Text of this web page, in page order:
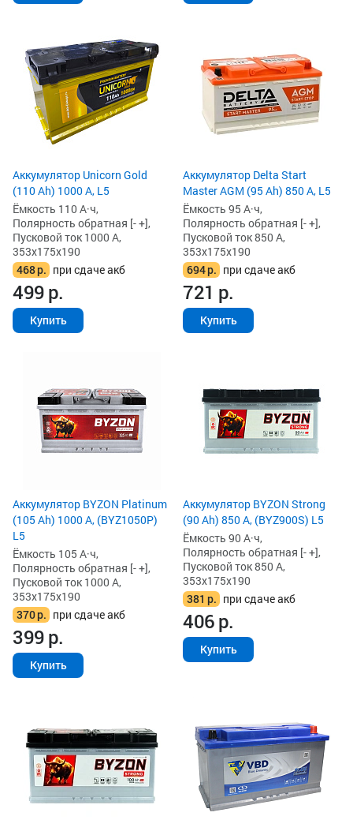
Аккумулятор Unicorn Gold
(110 Ah) 1000 А, L5
Ёмкость 110 А·ч,
Полярность обратная [- +],
Пусковой ток 1000 А,
353x175x190
468р. при сдаче акб
499р.
Купить
Аккумулятор Delta Start
Master AGM (95 Ah) 850 А, L5
Ёмкость 95 А·ч,
Полярность обратная [- +],
Пусковой ток 850 А,
353x175x190
694р. при сдаче акб
721 р.
Купить
Аккумулятор BYZON Platinum
(105 Ah) 1000 А, (BYZ1050P)
L5
Ёмкость 105 А·ч,
Полярность обратная [- +],
Пусковой ток 1000 А,
353x175x190
370р. при сдаче акб
399р.
Купить
Аккумулятор BYZON Strong
(90 Ah) 850 А, (BYZ900S) L5
Ёмкость 90 А·ч,
Полярность обратная [- +],
Пусковой ток 850 А,
353x175x190
381 р. при сдаче акб
406р.
Купить